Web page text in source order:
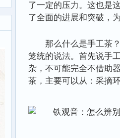
了一定的压力。这也是
了全面的进展和突破，
那么什么是手工茶
笼统的说法。首先说手
杂，不可能完全不借助
茶，主要可以从：采摘